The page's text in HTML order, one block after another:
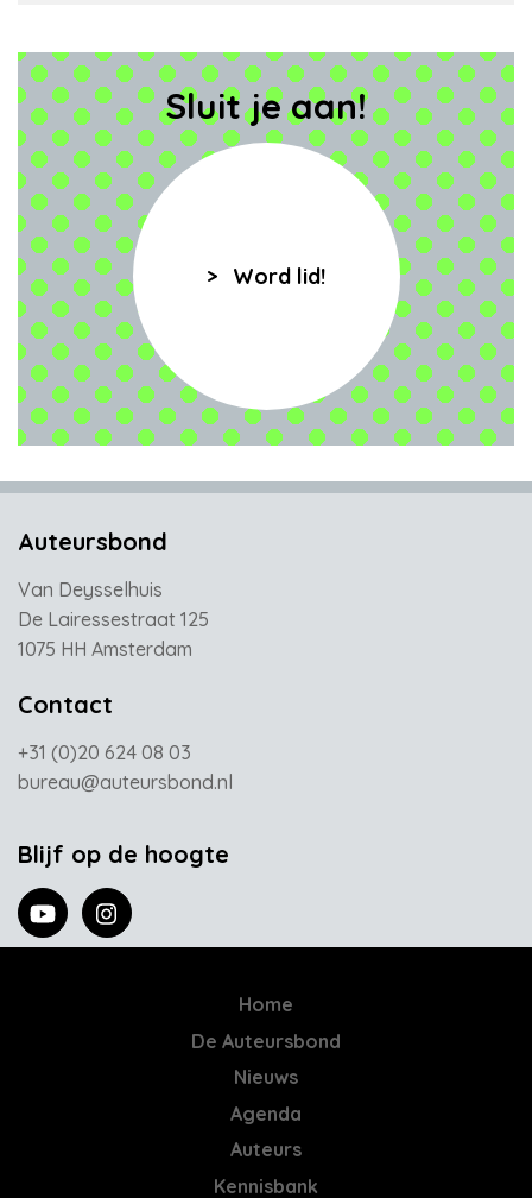
Sluit je aan!
Word lid!
Auteursbond
Van Deysselhuis
De Lairessestraat 125
1075 HH Amsterdam
Contact
+31 (0)20 624 08 03
bureau@auteursbond.nl
Blijf op de hoogte
Home
De Auteursbond
Nieuws
Agenda
Auteurs
Kennisbank